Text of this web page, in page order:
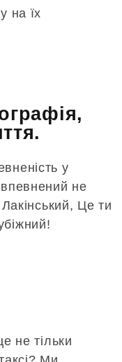
на їх
у
не
Це ти
не тільки